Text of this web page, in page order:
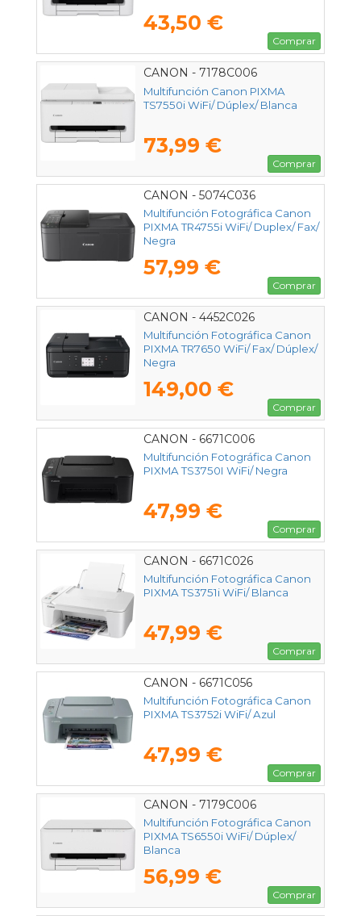
43,50 €
Comprar
CANON - 7178C006
Multifunción Canon PIXMA
TS7550i WiFi/ Dúplex/ Blanca
73,99 €
Comprar
CANON - 5074C036
Multifunción Fotográfica Canon
PIXMA TR4755i WiFi/ Duplex/ Fax/
Negra
57,99 €
Comprar
CANON - 4452C026
Multifunción Fotográfica Canon
PIXMA TR7650 WiFi/ Fax/ Dúplex/
Negra
149,00 €
Comprar
CANON - 6671C006
Multifunción Fotográfica Canon
PIXMA TS3750I WiFi/ Negra
47,99 €
Comprar
CANON - 6671C026
Multifunción Fotográfica Canon
PIXMA TS3751i WiFi/ Blanca
47,99 €
Comprar
CANON - 6671C056
Multifunción Fotográfica Canon
PIXMA TS3752i WiFi/ Azul
47,99 €
Comprar
CANON - 7179C006
Multifunción Fotográfica Canon
PIXMA TS6550i WiFi/ Dúplex/
Blanca
56,99 €
Comprar